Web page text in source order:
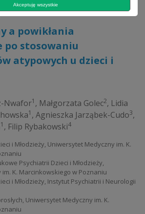
a powikłania
po stosowaniu
atypowych u dzieci i
Nwafor1 , Małgorzata Golec2, Lidia
1 , Agnieszka Jarząbek-Cudo3,
1 , Filip Rybakowski4
i Młodzieży, Uniwersytet Medyczny im. K.
Psychiatrii Dzieci i Młodzieży,
K. Marcinkowskiego w Poznaniu
i Młodzieży, Instytut Psychiatrii i Neurologii
Uniwersytet Medyczny im. K.
Akceptuję wszystkie